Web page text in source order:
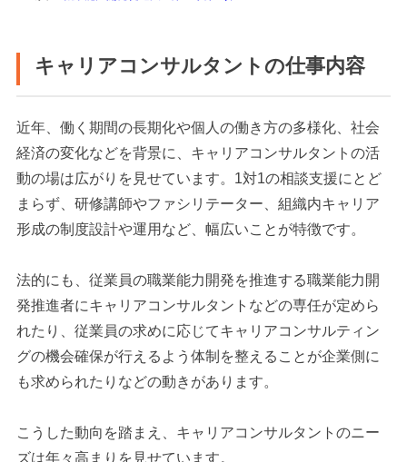
キャリアコンサルタントの仕事内容
近年、働く期間の長期化や個人の働き方の多様化、社会
経済の変化などを背景に、キャリアコンサルタントの活
動の場は広がりを見せています。1対1の相談支援にとど
まらず、研修講師やファシリテーター、組織内キャリア
形成の制度設計や運用など、幅広いことが特徴です。
法的にも、従業員の職業能力開発を推進する職業能力開
発推進者にキャリアコンサルタントなどの専任が定めら
れたり、従業員の求めに応じてキャリアコンサルティン
グの機会確保が行えるよう体制を整えることが企業側に
も求められたりなどの動きがあります。
こうした動向を踏まえ、キャリアコンサルタントのニー
ズは年々高まりを見せています。